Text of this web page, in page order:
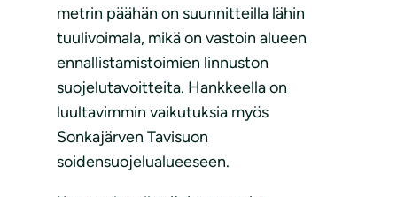
metrin päähän on suunnitteilla lähin
tuulivoimala, mikä on vastoin alueen
ennallistamistoimien linnuston
suojelutavoitteita. Hankkeella on
luultavimmin vaikutuksia myös
Sonkajärven Tavisuon
soidensuojelualueeseen.